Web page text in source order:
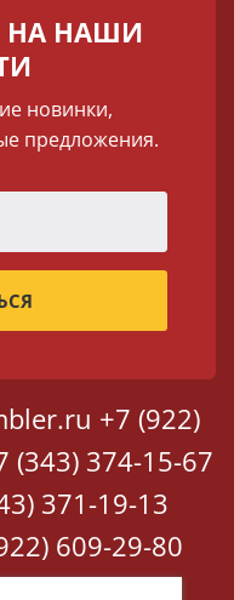
НА НАШИ
новинки,
предложения.
+7 (922)
(343) 374-15-67
371-19-13
609-29-80